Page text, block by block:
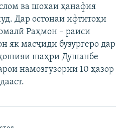
RL
ва шохаи ҳанафия
Дар остонаи ифтитоҳи
Раҳмон – раиси
як масҷиди бузургеро дар
шаҳри Душанбе
намозгузории 10 ҳазор